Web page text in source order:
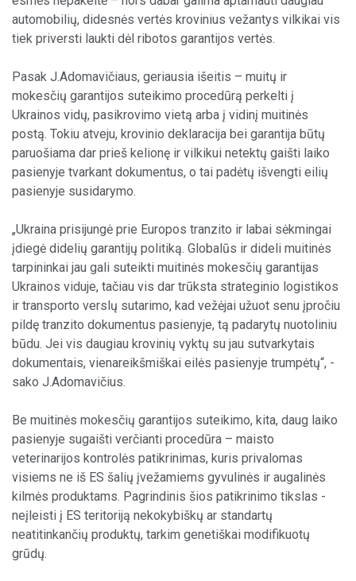
automobilių, didesnės vertės krovinius vežantys vilkikai vis
tiek priversti laukti dėl ribotos garantijos vertės.
Pasak J.Adomavičiaus, geriausia išeitis – muitų ir
mokesčių garantijos suteikimo procedūrą perkelti į
Ukrainos vidų, pasikrovimo vietą arba į vidinį muitinės
postą. Tokiu atveju, krovinio deklaracija bei garantija būtų
paruošiama dar prieš kelionę ir vilkikui netektų gaišti laiko
pasienyje tvarkant dokumentus, o tai padėtų išvengti eilių
pasienyje susidarymo.
„Ukraina prisijungė prie Europos tranzito ir labai sėkmingai
įdiegė didelių garantijų politiką. Globalūs ir dideli muitinės
tarpininkai jau gali suteikti muitinės mokesčių garantijas
Ukrainos viduje, tačiau vis dar trūksta strateginio logistikos
ir transporto verslų sutarimo, kad vežėjai užuot senu įpročiu
pildę tranzito dokumentus pasienyje, tą padarytų nuotoliniu
būdu. Jei vis daugiau krovinių vyktų su jau sutvarkytais
dokumentais, vienareikšmiškai eilės pasienyje trumpėtų“, -
sako J.Adomavičius.
Be muitinės mokesčių garantijos suteikimo, kita, daug laiko
pasienyje sugaišti verčianti procedūra – maisto
veterinarijos kontrolės patikrinimas, kuris privalomas
visiems ne iš ES šalių įvežamiems gyvulinės ir augalinės
kilmės produktams. Pagrindinis šios patikrinimo tikslas -
neįleisti į ES teritoriją nekokybiškų ar standartų
neatitinkančių produktų, tarkim genetiškai modifikuotų
grūdų.